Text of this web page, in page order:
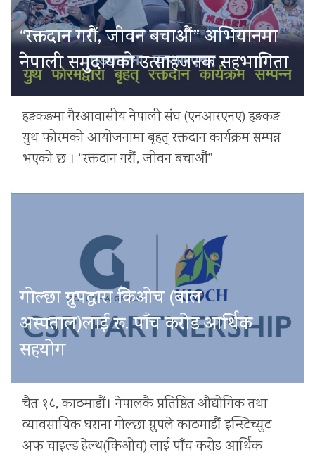
“रक्तदान गरौं, जीवन बचाऔं” अभियानमा
नेपाली समुदायको उत्साहजनक सहभागिता
हङकङमा गैरआवासीय नेपाली संघ (एनआरएनए) हङकङ
युथ फोरमको आयोजनामा बृहत् रक्तदान कार्यक्रम सम्पन्न
भएको छ । “रक्तदान गरौं, जीवन बचाऔं”
गोल्छा ग्रुपद्वारा किओच (बाल
अस्पताल)लाई रू. पाँच करोड आर्थिक
सहयोग
चैत १८, काठमाडौं। नेपालकै प्रतिष्ठित औद्योगिक तथा
व्यावसायिक घराना गोल्छा ग्रुपले काठमाडौं इन्स्टिच्युट
अफ चाइल्ड हेल्थ(किओच) लाई पाँच करोड आर्थिक